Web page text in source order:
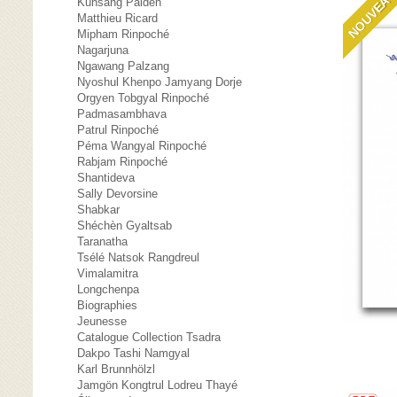
Matthieu Ricard
Mipham Rinpoché
Nagarjuna
Ngawang Palzang
Nyoshul Khenpo Jamyang Dorje
Orgyen Tobgyal Rinpoché
Padmasambhava
Patrul Rinpoché
Péma Wangyal Rinpoché
Rabjam Rinpoché
Shantideva
Sally Devorsine
Shabkar
Shéchèn Gyaltsab
Taranatha
Tsélé Natsok Rangdreul
Vimalamitra
Longchenpa
Biographies
Jeunesse
Catalogue Collection Tsadra
Dakpo Tashi Namgyal
Karl Brunnhölzl
Jamgön Kongtrul Lodreu Thayé